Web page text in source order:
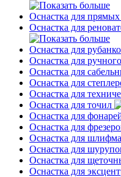
Оснастка для
Оснастка для
Оснастка для
Оснастка для
Оснастка для
Оснастка для
Оснастка для
Оснастка для точил
Оснастка для
Оснастка для
Оснастка для
Оснастка для
Оснастка для
Оснастка для